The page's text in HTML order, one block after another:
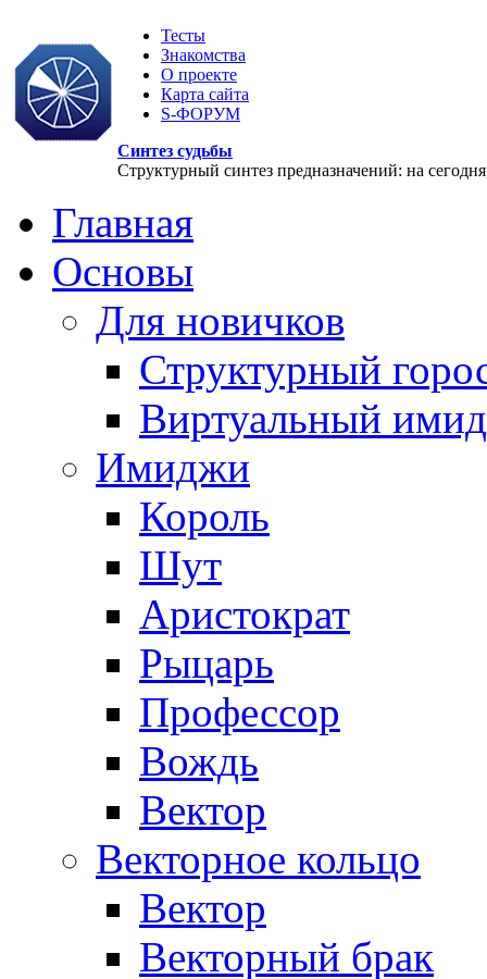
Тесты
Знакомства
О проекте
Карта сайта
S-ФОРУМ
Синтез судьбы
Структурный синтез предназначений: на
Главная
Основы
Для новичков
Структурный
Виртуальный
Имиджи
Король
Шут
Аристократ
Рыцарь
Профессор
Вождь
Вектор
Векторное кольцо
Вектор
Векторный брак